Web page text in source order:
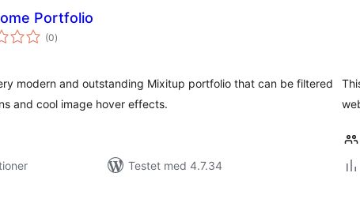
Portfolio
(0totale
bedømmelser
)
modern and outstanding Mixitup portfolio that can be filtered
and cool image hover effects.
Testet med 4.7.34